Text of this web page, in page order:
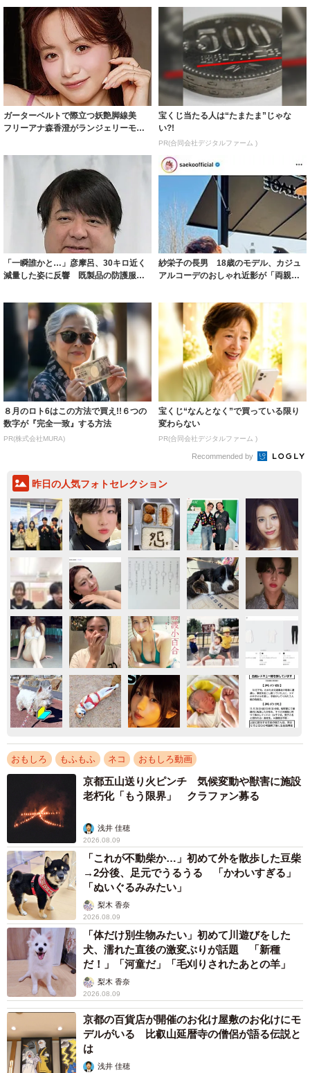
ガーターベルトで際立つ妖艶脚線美
フリーアナ森香澄がランジェリーモデ
宝くじ当たる人は“たまたま”じゃな
い?!
PR(合同会社デジタルファーム )
「一瞬誰かと…」彦摩呂、30キロ近く
減量した姿に反響 既製品の防護服が
紗栄子の長男 18歳のモデル、カジュ
アルコーデのおしゃれ近影が「両親の
８月のロト6はこの方法で買え!!６つの
数字が『完全一致』する方法
PR(株式会社MURA)
宝くじ“なんとなく”で買っている限り
変わらない
PR(合同会社デジタルファーム )
Recommended by
昨日の人気フォトセレクション
おもしろ もふもふ ネコ おもしろ動画
京都五山送り火ピンチ 気候変動や獣害に施設
老朽化「もう限界」 クラファン募る
浅井 佳穂
2026.08.09
「これが不動柴か…」初めて外を散歩した豆柴
→2分後、足元でうるうる 「かわいすぎる」
「ぬいぐるみみたい」
梨木 香奈
2026.08.09
「体だけ別生物みたい」初めて川遊びをした
犬、濡れた直後の激変ぶりが話題 「新種
だ！」「河童だ」「毛刈りされたあとの羊」
梨木 香奈
2026.08.09
京都の百貨店が開催のお化け屋敷のお化けにモ
デルがいる 比叡山延暦寺の僧侶が語る伝説と
は
浅井 佳穂